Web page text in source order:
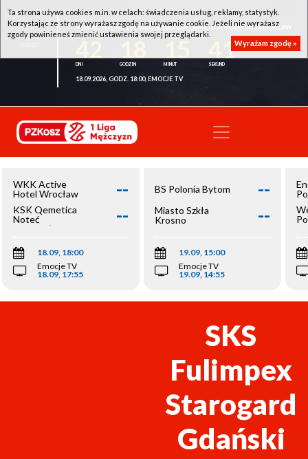
WKK ACTIVE HOTEL WROCŁAW - KSK QEMETICA NOTEĆ INOWROCŁAW
41
18.09.2026, GODZ. 18:00, EMOCJE TV
WKK Active
Hotel Wrocław
--
KSK Qemetica
Noteć
Inowrocław
--
18.09, 18:00
Emocje TV
18.09, 17:55
BS Polonia Bytom --
Miasto Szkła
Krosno
--
19.09, 15:00
Emocje TV
19.09, 14:55
SKS
Fulimpex
Starogard
Gdański
Ta strona używa cookies m.in. w celach: świadczenia usług, reklamy, statystyk.
Korzystając ze strony wyrażasz zgodę na używanie cookie. Jeżeli nie wyrażasz
zgody powinieneś zmienić ustawienia swojej przeglądarki.
Wyrażam zgodę »